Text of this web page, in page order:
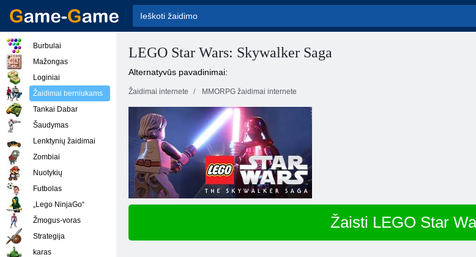
LEGO Star Wars: Skywalker Saga
Alternatyvūs pavadinimai:
Žaidimai internete MMORPG žaidimai internete
Žaisti LEGO Star
Burbulai
Mažongas
Loginiai
Žaidimai berniukams
Tankai Dabar
Šaudymas
Lenktynių žaidimai
Zombiai
Nuotykių
Futbolas
„Lego NinjaGo“
Žmogus-voras
Strategija
karas